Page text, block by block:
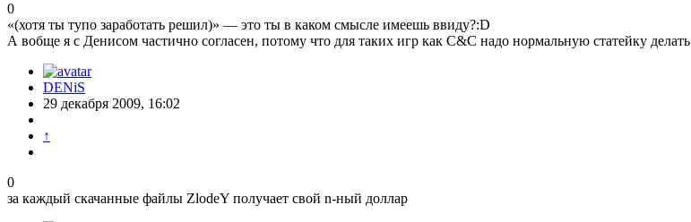
0
«(хотя ты тупо заработать решил)» — это ты в каком смысле имеешь ввиду?:D
А вобще я с Денисом частично согласен, потому что для таких игр как C&C надо нормальную статейку делать
DENiS
29 декабря 2009, 16:02
↑
0
за каждый скачанные файлы ZlodeY получает свой n-ный доллар